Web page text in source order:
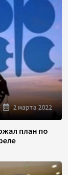
2 марта 2022
план по